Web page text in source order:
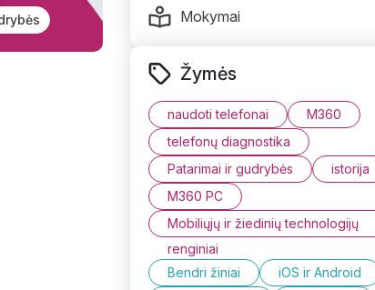
Mokymai
Žymės
naudoti telefonai
M360
telefonų diagnostika
Patarimai ir gudrybės
istorija
M360 PC
Mobiliųjų ir žiedinių technologijų
renginiai
Bendri žiniai
iOS ir Android